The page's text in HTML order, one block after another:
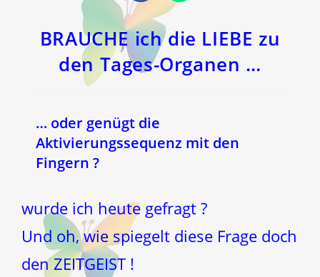
einem
neuen
Fenster Fenster
BRAUCHE ich die LIEBE zu
den Tages-Organen …
… oder genügt die
Aktivierungssequenz mit den
Fingern ?
wurde ich heute gefragt ?
Und oh, wie spiegelt diese Frage doch
den ZEITGEIST !